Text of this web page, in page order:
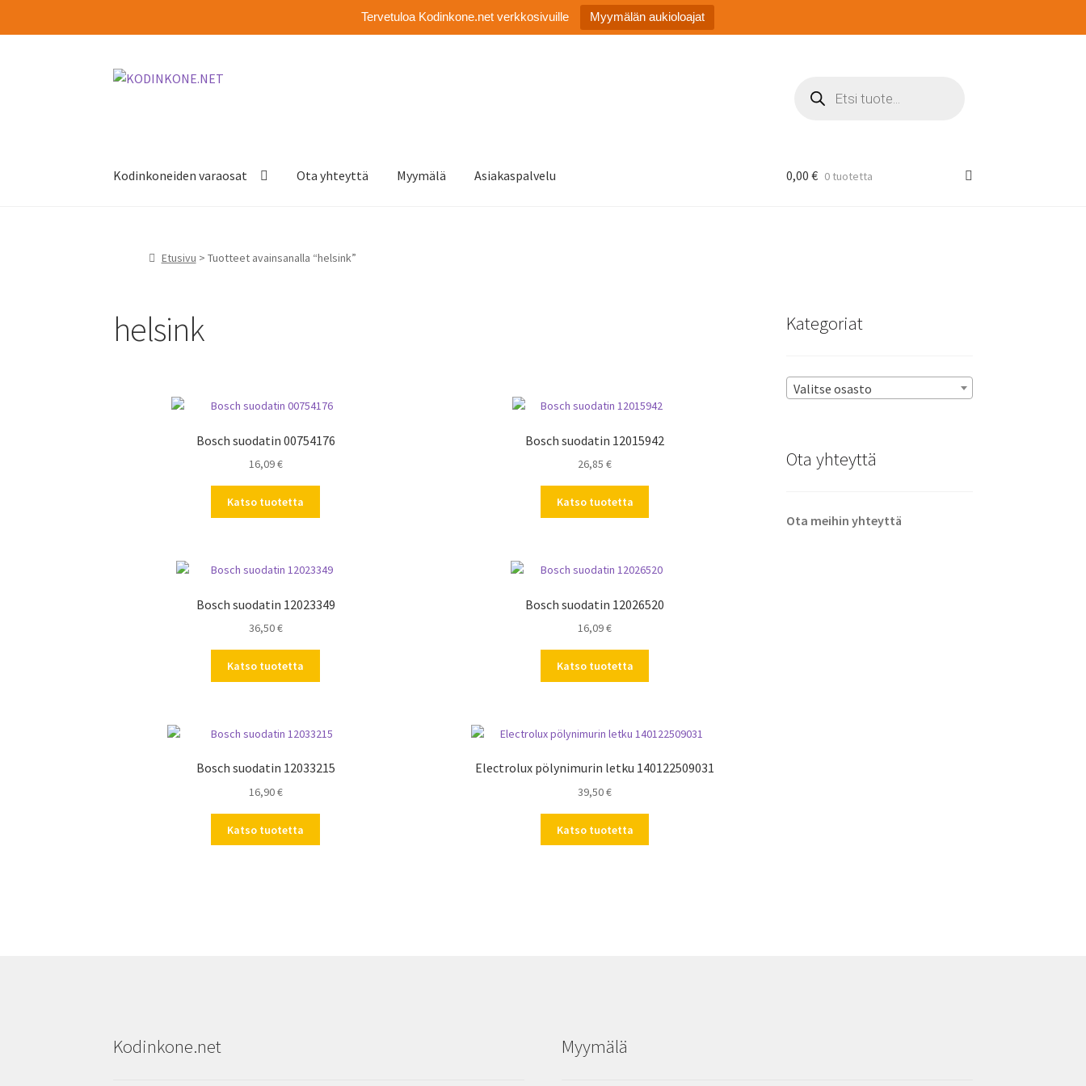
Tervetuloa Kodinkone.net verkkosivuille Myymälän aukioloajat
Siirry
Siirry
search
Kodinkoneiden varaosat Ota yhteyttä Myymälä Asiakaspalvelu 0,00 € 0 tuotetta
Etusivu > Tuotteet avainsanalla “helsink”
helsink
Bosch suodatin 00754176
16,09€
Katso tuotetta
Bosch suodatin 12015942
26,85€
Katso tuotetta
Bosch suodatin 12023349
36,50€
Katso tuotetta
Bosch suodatin 12026520
16,09€
Katso tuotetta
Bosch suodatin 12033215
16,90€
Katso tuotetta
Electrolux pölynimurin letku 140122509031
39,50€
Katso tuotetta
Kategoriat
Valitse osasto
Ota yhteyttä
Ota meihin yhteyttä
Kodinkone.net Myymälä